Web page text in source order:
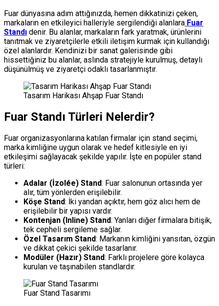
Fuar dünyasına adım attığınızda, hemen dikkatinizi çeken,
markaların en etkileyici halleriyle sergilendiği alanlara Fuar
Standı denir. Bu alanlar, markaların fark yaratmak, ürünlerini
tanıtmak ve ziyaretçilerle etkili iletişim kurmak için kullandığı
özel alanlardır. Kendinizi bir sanat galerisinde gibi
hissettiğiniz bu alanlar, aslında stratejiyle kurulmuş, detaylı
düşünülmüş ve ziyaretçi odaklı tasarlanmıştır.
Tasarım Harikası Ahşap Fuar Standı
Fuar Standı Türleri Nelerdir?
Fuar organizasyonlarına katılan firmalar için stand seçimi,
marka kimliğine uygun olarak ve hedef kitlesiyle en iyi
etkileşimi sağlayacak şekilde yapılır. İşte en popüler stand
türleri:
Adalar (İzolée) Stand: Fuar salonunun ortasında yer
alır, tüm yönlerden erişilebilir.
Köşe Stand: İki yandan açıktır, hem göz alıcı hem de
erişilebilir bir yapısı vardır.
Kontenjan (Inline) Stand: Yanları diğer firmalara bitişik,
tek cepheli sergileme sağlar.
Özel Tasarım Stand: Markanın kimliğini yansıtan, özgün
ve dikkat çekici şekilde tasarlanır.
Modüler (Hazır) Stand: Farklı projelere göre kolayca
kurulan ve taşınabilen standlardır.
Fuar Stand Tasarımı